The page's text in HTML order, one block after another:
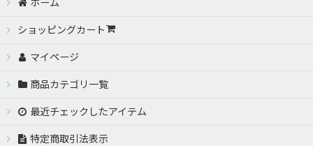
ホーム
ショッピングカート
マイページ
商品カテゴリ一覧
最近チェックしたアイテム
特定商取引法表示